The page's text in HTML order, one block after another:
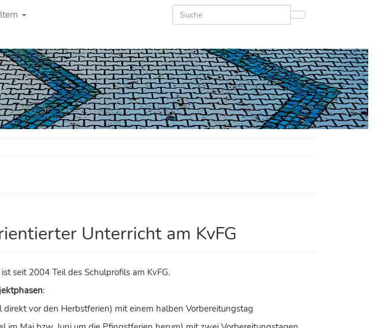
Unterricht am KvFG
seit 2004 Teil des Schulprofils am KvFG.
:
direkt vor den Herbstferien) mit einem halben Vorbereitungstag